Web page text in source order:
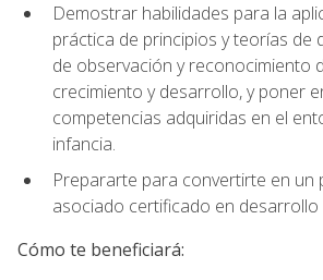
Demostrar habilidades para la
práctica de principios y teorías de
de observación y reconocimiento
crecimiento y desarrollo, y poner
competencias adquiridas en el
infancia.
Prepararte para convertirte en un
asociado certificado en desarrollo
Cómo te beneficiará: